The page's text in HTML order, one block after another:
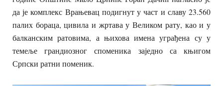
да је комплекс Врањевац подигнут у част и славу 23.560
палих бораца, цивила и жртава у Великом рату, као и у
балканским ратовима, а њихова имена уграђена су у
темеље грандиозног споменика заједно са књигом
Српски ратни поменик.